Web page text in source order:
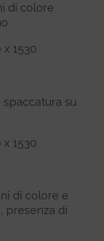
di colore
x 1530
su
x 1530
di colore e
presenza di